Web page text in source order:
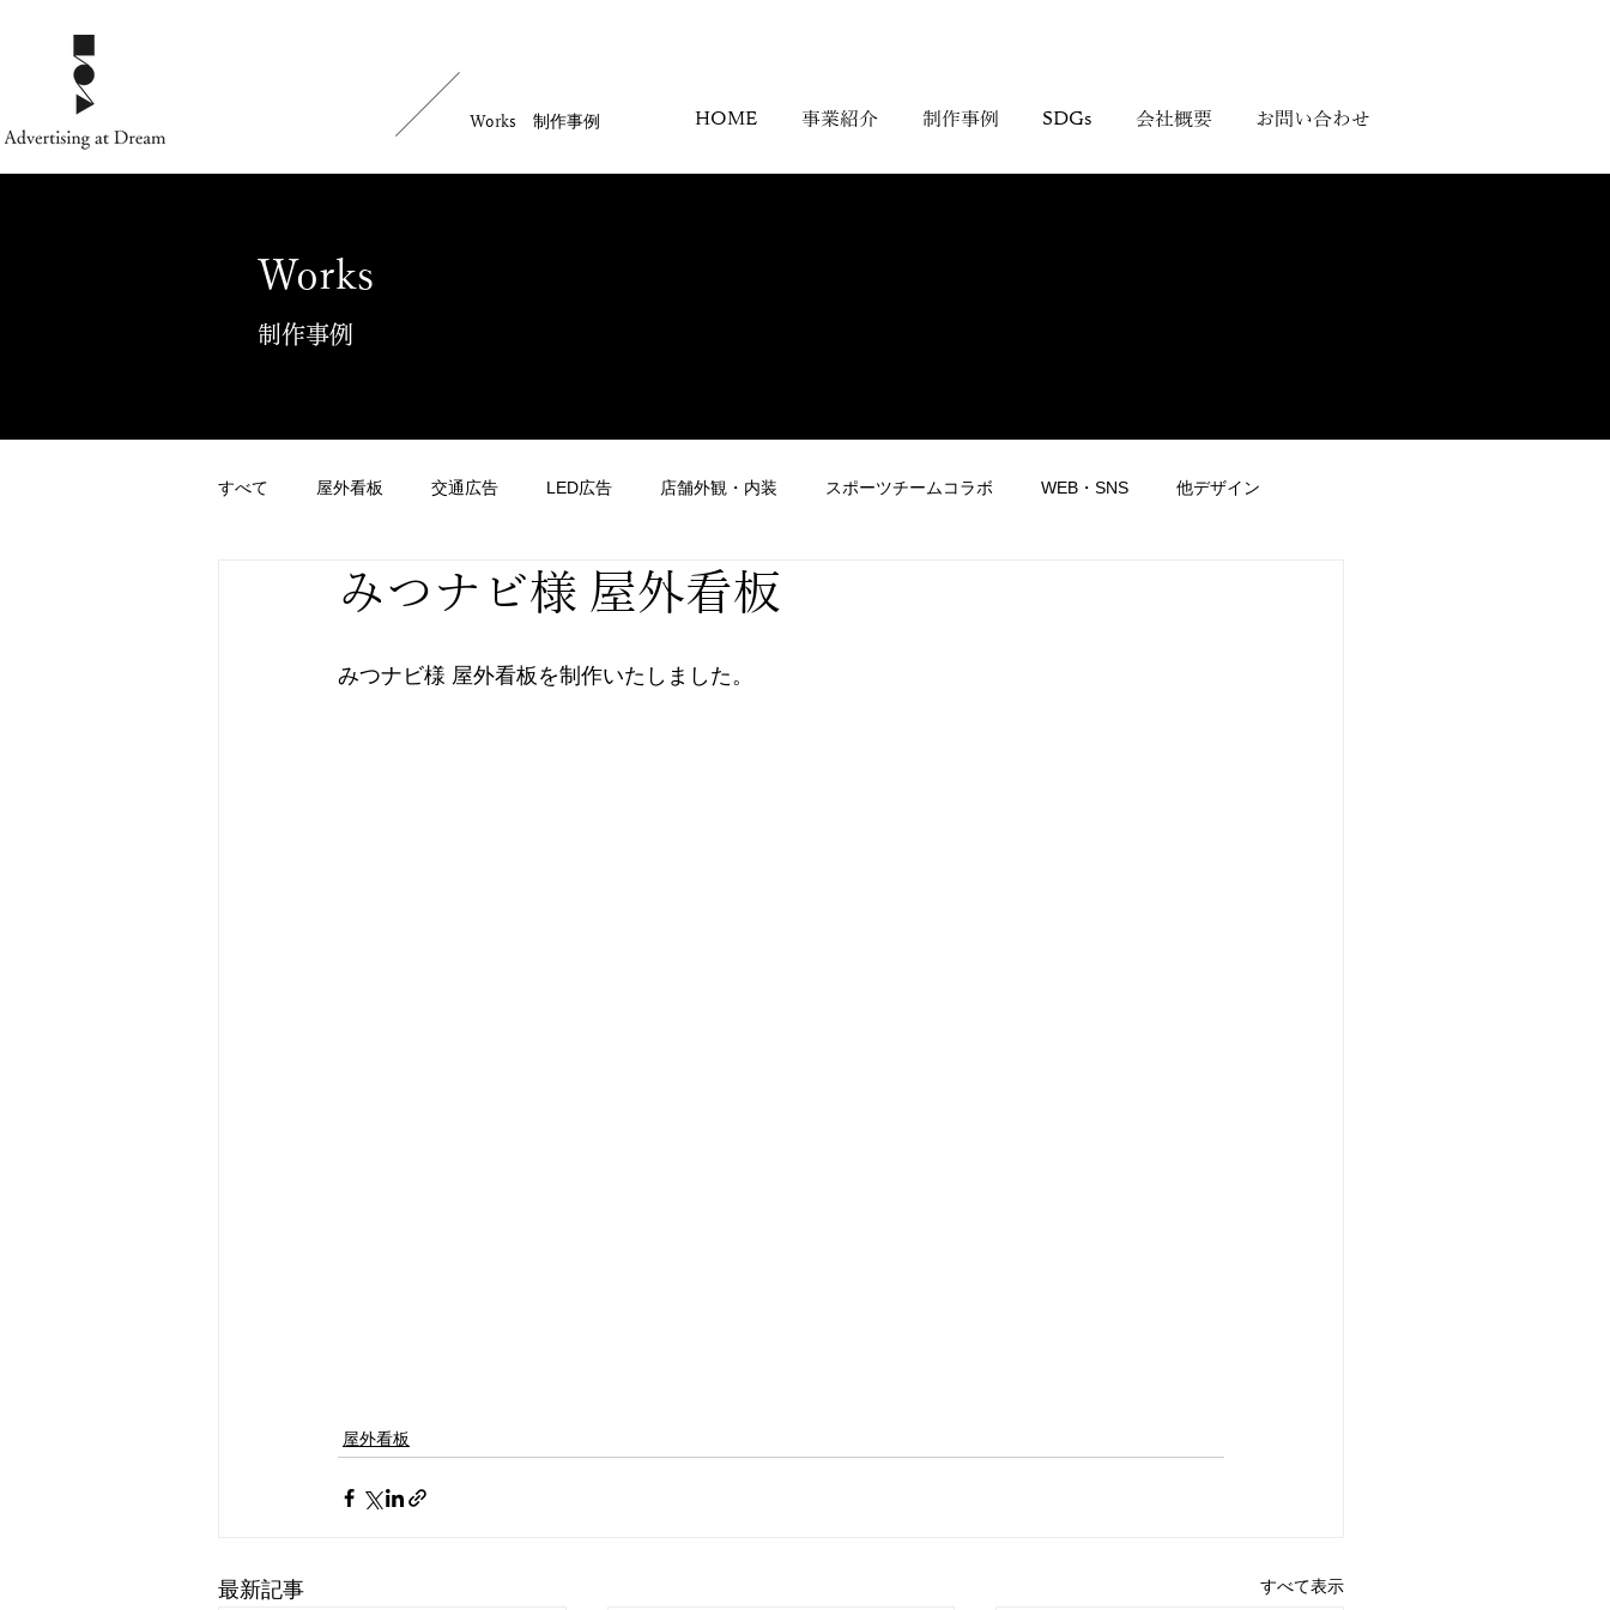
Works 制作事例 HOME 事業紹介 制作事例 SDGs 会社概要 お問い合わせ
Works
制作事例
すべて 屋外看板 交通広告 LED広告 店舗外観・内装 スポーツチームコラボ WEB・SNS 他デザイン
みつナビ様 屋外看板
みつナビ様 屋外看板を制作いたしました。
屋外看板
最新記事 すべて表示